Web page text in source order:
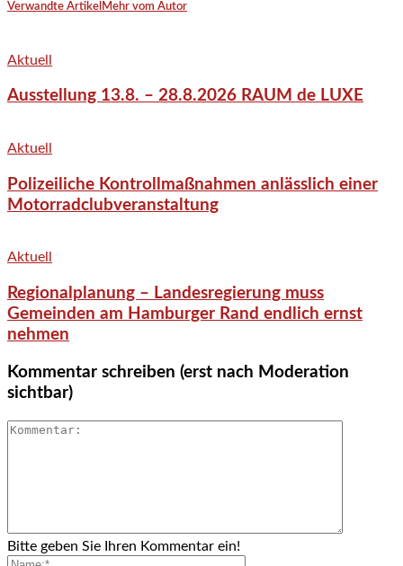
Verwandte Artikel Mehr vom Autor
Aktuell
Ausstellung 13.8. – 28.8.2026 RAUM de LUXE
Aktuell
Polizeiliche Kontrollmaßnahmen anlässlich einer
Motorradclubveranstaltung
Aktuell
Regionalplanung – Landesregierung muss
Gemeinden am Hamburger Rand endlich ernst
nehmen
Kommentar schreiben (erst nach Moderation
sichtbar)
Bitte geben Sie Ihren Kommentar ein!